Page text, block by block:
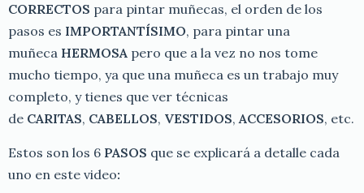
CORRECTOS para pintar muñecas, el orden de los
pasos es IMPORTANTÍSIMO, para pintar una
muñeca HERMOSA pero que a la vez no nos tome
mucho tiempo, ya que una muñeca es un trabajo muy
completo, y tienes que ver técnicas
de CARITAS, CABELLOS, VESTIDOS,ACCESORIOS, etc.
Estos son los 6 PASOS que se explicará a detalle cada
uno en este video: